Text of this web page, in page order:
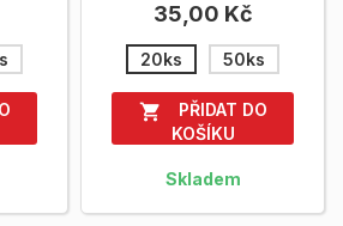
více
35,00 Kč
20ks 50ks

PŘIDAT DO
KOŠÍKU
Skladem